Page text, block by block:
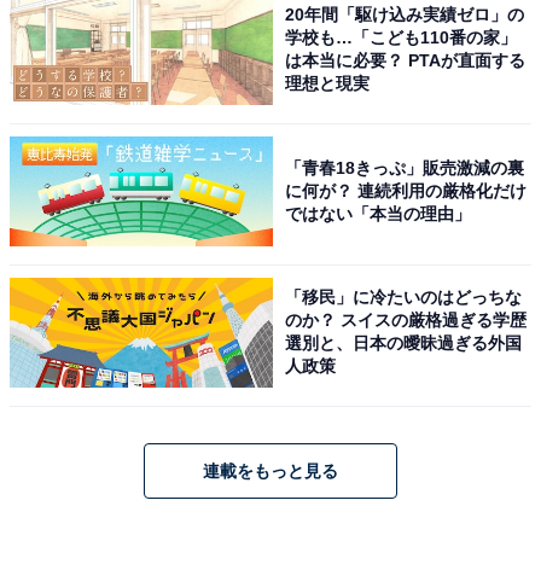
20年間「駆け込み実績ゼロ」の
学校も…「こども110番の家」
は本当に必要？ PTAが直面する
理想と現実
「青春18きっぷ」販売激減の裏
に何が？ 連続利用の厳格化だけ
ではない「本当の理由」
「移民」に冷たいのはどっちな
のか？ スイスの厳格過ぎる学歴
選別と、日本の曖昧過ぎる外国
人政策
連載をもっと見る